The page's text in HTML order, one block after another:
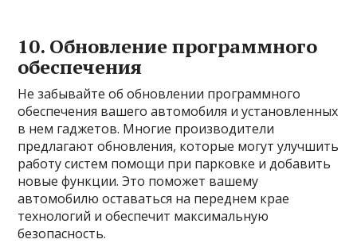
10. Обновление программного
обеспечения
Не забывайте об обновлении программного
обеспечения вашего автомобиля и установленных
в нем гаджетов. Многие производители
предлагают обновления, которые могут улучшить
работу систем помощи при парковке и добавить
новые функции. Это поможет вашему
автомобилю оставаться на переднем крае
технологий и обеспечит максимальную
безопасность.